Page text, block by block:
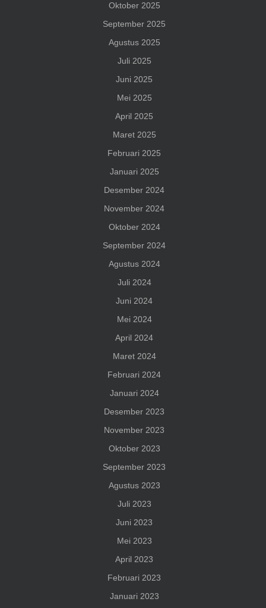
Oktober 2025
September 2025
Agustus 2025
Juli 2025
Juni 2025
Mei 2025
April 2025
Maret 2025
Februari 2025
Januari 2025
Desember 2024
November 2024
Oktober 2024
September 2024
Agustus 2024
Juli 2024
Juni 2024
Mei 2024
April 2024
Maret 2024
Februari 2024
Januari 2024
Desember 2023
November 2023
Oktober 2023
September 2023
Agustus 2023
Juli 2023
Juni 2023
Mei 2023
April 2023
Februari 2023
Januari 2023